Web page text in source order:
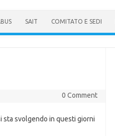
SAIT COMITATO E SEDI
0 Comment
sta svolgendo in questi giorni